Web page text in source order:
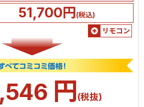
51,700円(税込)
リモコン
円(税抜)